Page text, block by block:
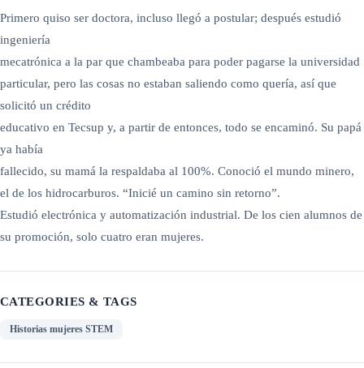
Primero quiso ser doctora, incluso llegó a postular; después estudió
ingeniería
mecatrónica a la par que chambeaba para poder pagarse la universidad
particular, pero las cosas no estaban saliendo como quería, así que
solicitó un crédito
educativo en Tecsup y, a partir de entonces, todo se encaminó. Su papá
ya había
fallecido, su mamá la respaldaba al 100%. Conoció el mundo minero,
el de los hidrocarburos. “Inicié un camino sin retorno”.
Estudió electrónica y automatización industrial. De los cien alumnos de
su promoción, solo cuatro eran mujeres.
CATEGORIES & TAGS
Historias mujeres STEM